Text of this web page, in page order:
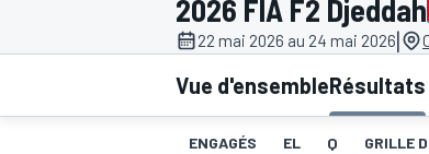
2026 FIA F2 Djeddah
22 mai 2026 au 24 mai 2026|
Vue d'ensembleRésultats
ENGAGÉS EL Q GRILLE